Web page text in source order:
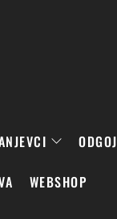
ODGOJ
WEBSHOP